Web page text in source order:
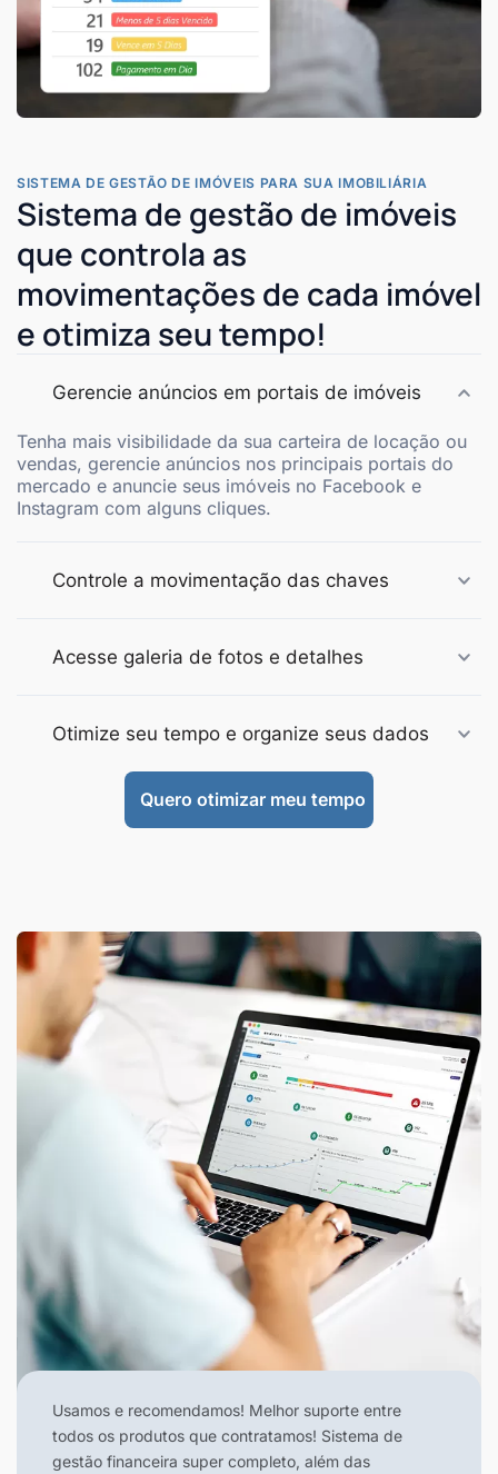
SISTEMA DE GESTÃO DE IMÓVEIS PARA SUA IMOBILIÁRIA
Sistema de gestão de imóveis
que controla as
movimentações de cada imóvel
e otimiza seu tempo!
Gerencie anúncios em portais de imóveis
Tenha mais visibilidade da sua carteira de locação ou
vendas, gerencie anúncios nos principais portais do
mercado e anuncie seus imóveis no Facebook e
Instagram com alguns cliques.
Controle a movimentação das chaves
Acesse galeria de fotos e detalhes
Otimize seu tempo e organize seus dados
Quero otimizar meu tempo
Usamos e recomendamos! Melhor suporte entre
todos os produtos que contratamos! Sistema de
gestão financeira super completo, além das